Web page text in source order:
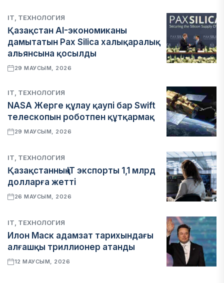
IT, ТЕХНОЛОГИЯ
Қазақстан AI-экономиканы
дамытатын Pax Silica халықаралық
альянсына қосылды
29 МАУСЫМ, 2026
IT, ТЕХНОЛОГИЯ
NASA Жерге құлау қаупі бар Swift
телескопын роботпен құтқармақ
29 МАУСЫМ, 2026
IT, ТЕХНОЛОГИЯ
Қазақстанның IT экспорты 1,1 млрд
долларға жетті
26 МАУСЫМ, 2026
IT, ТЕХНОЛОГИЯ
Илон Маск адамзат тарихындағы
алғашқы триллионер атанды
12 МАУСЫМ, 2026